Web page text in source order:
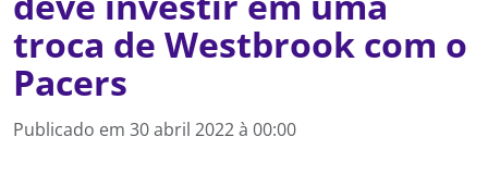
troca de Westbrook com o
Pacers
Publicado em 30 abril 2022 à 00:00